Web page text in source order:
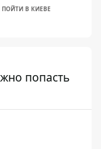
ПОЙТИ В КИЕВЕ
попасть